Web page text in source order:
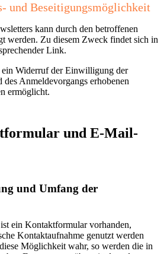
Beseitigungsmöglichkeit
kann durch den betroffenen
werden. Zu diesem Zweck findet sich in
Link.
Widerruf der Einwilligung der
des Anmeldevorgangs erhobenen
ermöglicht.
und E-Mail-
und Umfang der
ein Kontaktformular vorhanden,
Kontaktaufnahme genutzt werden
Möglichkeit wahr, so werden die in